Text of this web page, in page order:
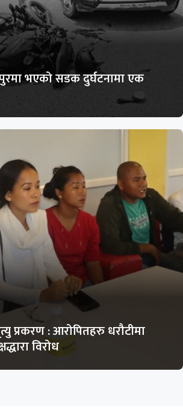
भएको सडक दुर्घटनामा एक
प्रकरण : आरोपितहरु धरौटीमा
विरोध